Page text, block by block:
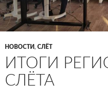
НОВОСТИ, СЛЁТ
ИТОГИ
СЛЁТА